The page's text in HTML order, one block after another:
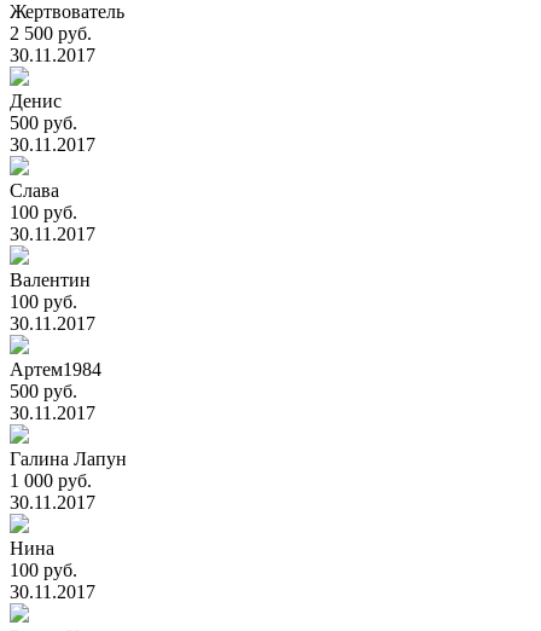
Жертвователь
2 500 руб.
30.11.2017
Денис
500 руб.
30.11.2017
Слава
100 руб.
30.11.2017
Валентин
100 руб.
30.11.2017
Артем1984
500 руб.
30.11.2017
Галина Лапун
1 000 руб.
30.11.2017
Нина
100 руб.
30.11.2017